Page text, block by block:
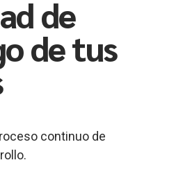
de
de tus
continuo de